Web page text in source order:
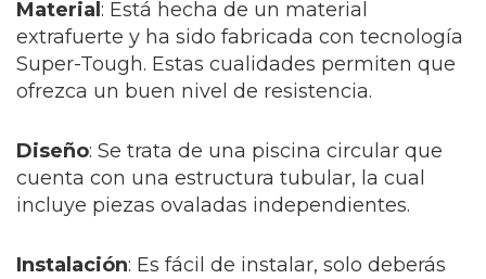
Material : Está hecha de un material
extrafuerte y ha sido fabricada con tecnología
Super-Tough. Estas cualidades permiten que
ofrezca un buen nivel de resistencia.
Diseño: Se trata de una piscina circular que
cuenta con una estructura tubular, la cual
incluye piezas ovaladas independientes.
Instalación: Es fácil de instalar, solo deberás